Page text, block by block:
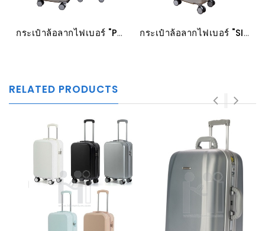
กระเป๋าล้อลากไฟเบอร์ "PN FOODS" กระเป๋าล้อลากไฟเบอร์ "SISB"
RELATED PRODUCTS